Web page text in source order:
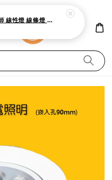
LED天際線燈 設計師 線性燈 線條燈 鋼帶燈